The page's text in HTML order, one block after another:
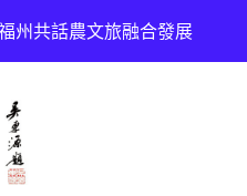
州共話農文旅融合發展
卡功能再提升幸福彰化隨我
活水 找回養殖業者的春天